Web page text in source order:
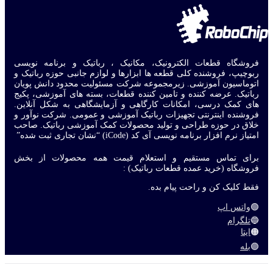
فروشگاه قطعات الکترونیک، مکانیک ، رباتیک و برنامه نویسی
ربوچیپ، فروشنده کلی قطعه ها ابزارها و لوازم جانبی حوزه رباتیک و
اتوماسیون آموزشی. زیرمجموعه شرکت مسئولیت محدود دانش پویان
رباتیک. عرضه کننده و تامین کننده قطعات، بسته های آموزشی، پکیج
های کمک درسی، امکانات کارگاهی و آزمایشگاهی به شکل آنلاین.
فروشنده اینترنتی تجهیزات رباتیک آموزشی و عمومی. شرکت نوآور و
خلاق در حوزه طراحی و تولید محصولات کمک آموزشی رباتیک. صاحب
امتیاز نرم افزار برنامه نویسی آی کد (iCode) “نشان تجاری ثبت شده”
برای تماس مستقیم و استعلام قیمت همه محصولات از بخش
فروشگاه (خرید عمده قطعات رباتیک) :
فقط کلیک کن و راحت پیام بده.
🟢واتس اپ
🔵تلگرام
🟠ایتا
🟣بله